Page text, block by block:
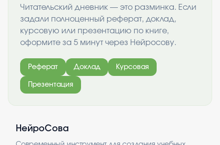
Читательский дневник — это разминка. Если
задали полноценный реферат, доклад,
курсовую или презентацию по книге,
оформите за 5 минут через Нейросову.
Реферат Доклад Курсовая
Презентация
НейроСова